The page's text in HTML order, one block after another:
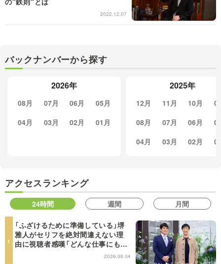
2022.12.07
バックナンバーから探す
2026年
08月 07月 06月
05月
04月
03月 02月 01月
2025年
12月 11月 10月
08月
07月 06月
04月
03月 02月
アクセスランキング
24時間 週間 月間
「ふざけるために準備している」堺
雅人がセリフを絶対間違えない理
由に視聴者感嘆「どんな仕事にも当
てはまる」【日曜日の初耳学】2026.08.04